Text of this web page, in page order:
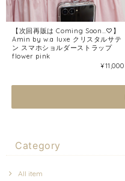
【次回再販は Coming Soon…♡】
Amin by w.a luxe クリスタルサテ
ン スマホショルダーストラップ
flower pink
¥11,000
Category
All item